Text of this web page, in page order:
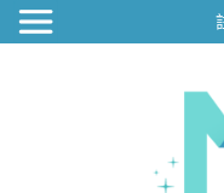
醫美整形